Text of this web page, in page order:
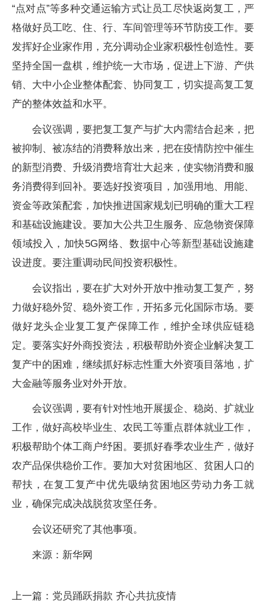
“点对点”等多种交通运输方式让员工尽快返岗复工，严
格做好员工吃、住、行、车间管理等环节防疫工作。要
发挥好企业家作用，充分调动企业家积极性创造性。要
坚持全国一盘棋，维护统一大市场，促进上下游、产供
销、大中小企业整体配套、协同复工，切实提高复工复
产的整体效益和水平。
会议强调，要把复工复产与扩大内需结合起来，把
被抑制、被冻结的消费释放出来，把在疫情防控中催生
的新型消费、升级消费培育壮大起来，使实物消费和服
务消费得到回补。要选好投资项目，加强用地、用能、
资金等政策配套，加快推进国家规划已明确的重大工程
和基础设施建设。要加大公共卫生服务、应急物资保障
领域投入，加快5G网络、数据中心等新型基础设施建
设进度。要注重调动民间投资积极性。
会议指出，要在扩大对外开放中推动复工复产，努
力做好稳外贸、稳外资工作，开拓多元化国际市场。要
做好龙头企业复工复产保障工作，维护全球供应链稳
定。要落实好外商投资法，积极帮助外资企业解决复工
复产中的困难，继续抓好标志性重大外资项目落地，扩
大金融等服务业对外开放。
会议强调，要有针对性地开展援企、稳岗、扩就业
工作，做好高校毕业生、农民工等重点群体就业工作，
积极帮助个体工商户纾困。要抓好春季农业生产，做好
农产品保供稳价工作。要加大对贫困地区、贫困人口的
帮扶，在复工复产中优先吸纳贫困地区劳动力务工就
业，确保完成决战脱贫攻坚任务。
会议还研究了其他事项。
来源：新华网
上一篇：党员踊跃捐款 齐心共抗疫情